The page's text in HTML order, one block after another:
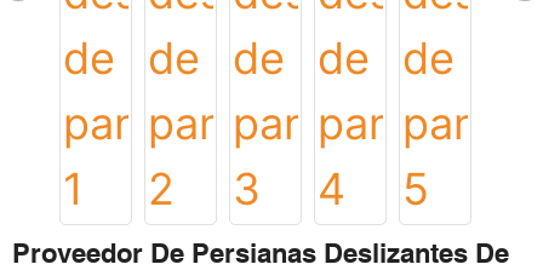
Proveedor De Persianas Deslizantes De